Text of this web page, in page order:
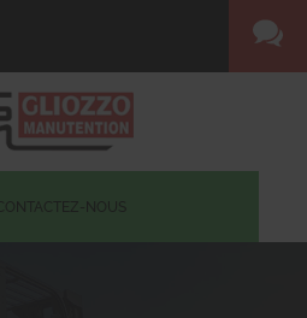
NOUS